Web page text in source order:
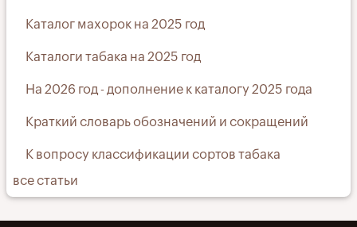
Каталог махорок на 2025 год
Каталоги табака на 2025 год
На 2026 год - дополнение к каталогу 2025 года
Краткий словарь обозначений и сокращений
К вопросу классификации сортов табака
все статьи